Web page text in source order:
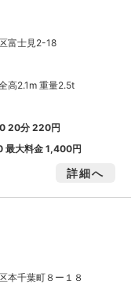
富士見2-18
高2.1m 重量2.5t
20分 220円
最大料金1,400円
詳細へ
本千葉町８ー１８